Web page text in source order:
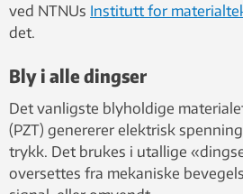
ved NTNUs Institutt for
det.
Bly i alle dingser
Det vanligste blyholdige
(PZT) genererer elektrisk
trykk. Det brukes i utallige
oversettes fra mekaniske